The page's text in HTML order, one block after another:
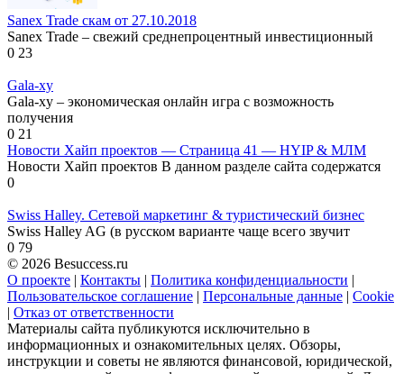
Sanex Trade скам от 27.10.2018
Sanex Trade – свежий среднепроцентный инвестиционный
0 23
Gala-xy
Gala-xy – экономическая онлайн игра с возможность
получения
0 21
Новости Хайп проектов — Страница 41 — HYIP & МЛМ
Новости Хайп проектов В данном разделе сайта содержатся
0
Swiss Halley. Сетевой маркетинг & туристический бизнес
Swiss Halley AG (в русском варианте чаще всего звучит
0 79
© 2026 Besuccess.ru
О проекте | Контакты | Политика конфиденциальности |
Пользовательское соглашение | Персональные данные | Cookie
| Отказ от ответственности
Материалы сайта публикуются исключительно в
информационных и ознакомительных целях. Обзоры,
инструкции и советы не являются финансовой, юридической,